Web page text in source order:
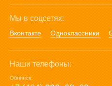
Мы в соцсетях:
Вконтакте Одноклассники
Наши телефоны:
Обнинск: